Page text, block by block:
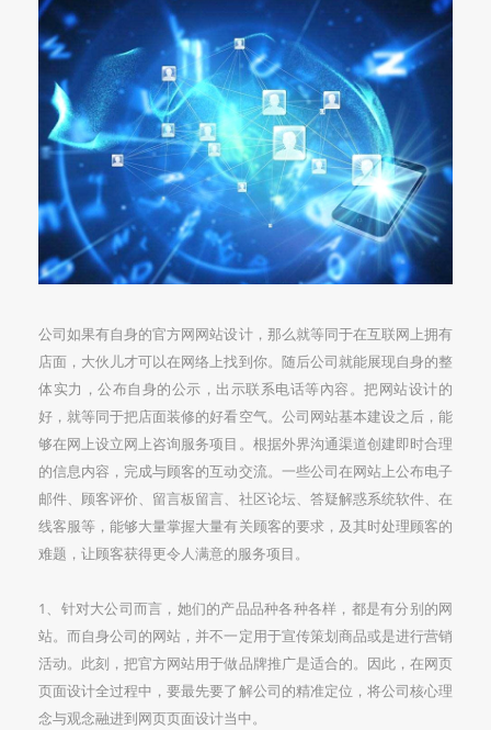
公司如果有自身的官方网网站设计，那么就等同于在互联网上拥有
店面，大伙儿才可以在网络上找到你。随后公司就能展现自身的整
体实力，公布自身的公示，出示联系电话等內容。把网站设计的
好，就等同于把店面装修的好看空气。公司网站基本建设之后，能
够在网上设立网上咨询服务项目。根据外界沟通渠道创建即时合理
的信息内容，完成与顾客的互动交流。一些公司在网站上公布电子
邮件、顾客评价、留言板留言、社区论坛、答疑解惑系统软件、在
线客服等，能够大量掌握大量有关顾客的要求，及其时处理顾客的
难题，让顾客获得更令人满意的服务项目。
1、针对大公司而言，她们的产品品种各种各样，都是有分别的网
站。而自身公司的网站，并不一定用于宣传策划商品或是进行营销
活动。此刻，把官方网站用于做品牌推广是适合的。因此，在网页
页面设计全过程中，要最先要了解公司的精准定位，将公司核心理
念与观念融进到网页页面设计当中。